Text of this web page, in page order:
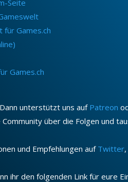
Seite
für Games.ch
Games.ch
unterstützt uns auf Patreon
über die Folgen und
und Empfehlungen auf Twitter,
ihr den folgenden Link für